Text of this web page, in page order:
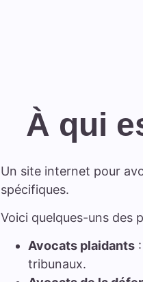
À qui
Un site internet pour
spécifiques.
Voici quelques-uns des
Avocats plaidants
tribunaux.